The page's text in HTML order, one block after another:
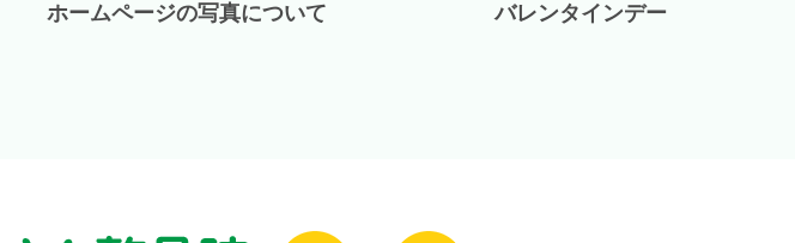
ホームページの写真について バレンタインデー